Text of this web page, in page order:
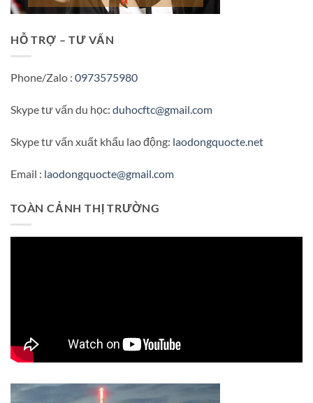
HỖ TRỢ – TƯ VẤN
Phone/Zalo : 0973575980
Skype tư vấn du học: duhocftc@gmail.com
Skype tư vấn xuất khẩu lao động: laodongquocte.net
Email : laodongquocte@gmail.com
TOÀN CẢNH THỊ TRƯỜNG